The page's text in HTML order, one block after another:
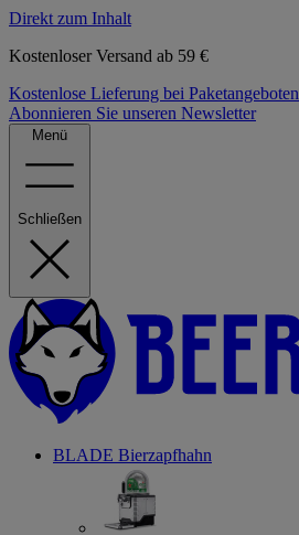
Direkt zum Inhalt
Kostenloser Versand ab 59 €
Kostenlose Lieferung bei Paketangeboten
Abonnieren Sie unseren Newsletter
Menü
Schließen
BLADE Bierzapfhahn